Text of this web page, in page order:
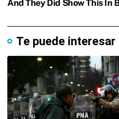
Te puede interesar